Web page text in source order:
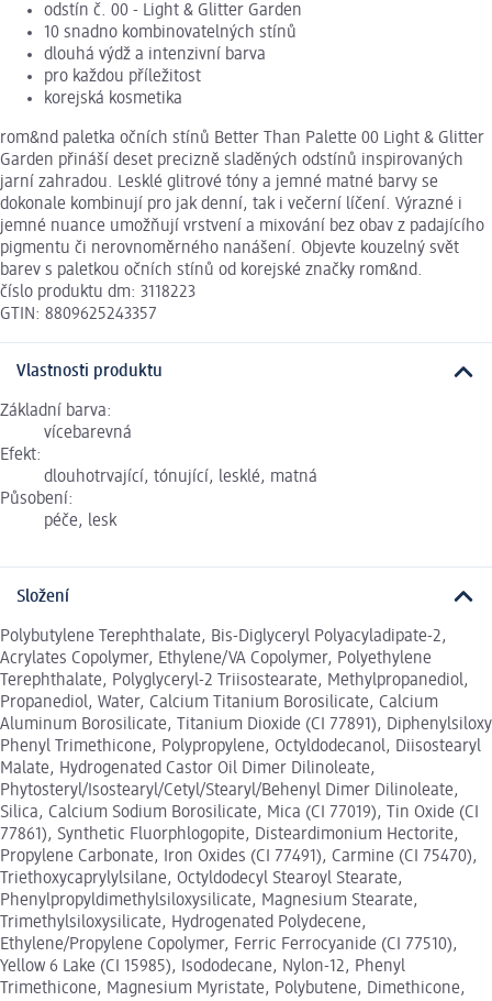
odstín č. 00 - Light & Glitter Garden
10 snadno kombinovatelných stínů
dlouhá výdž a intenzivní barva
pro každou příležitost
korejská kosmetika
rom&nd paletka očních stínů Better Than Palette 00 Light & Glitter
Garden přináší deset precizně sladěných odstínů inspirovaných
jarní zahradou. Lesklé glitrové tóny a jemné matné barvy se
dokonale kombinují pro jak denní, tak i večerní líčení. Výrazné i
jemné nuance umožňují vrstvení a mixování bez obav z padajícího
pigmentu či nerovnoměrného nanášení. Objevte kouzelný svět
barev s paletkou očních stínů od korejské značky rom&nd.
číslo produktu dm: 3118223
GTIN: 8809625243357
Vlastnosti produktu
Základní barva:
vícebarevná
Efekt:
dlouhotrvající, tónující, lesklé, matná
Působení:
péče, lesk
Složení
Polybutylene Terephthalate, Bis-Diglyceryl Polyacyladipate-2,
Acrylates Copolymer, Ethylene/VA Copolymer, Polyethylene
Terephthalate, Polyglyceryl-2 Triisostearate, Methylpropanediol,
Propanediol, Water, Calcium Titanium Borosilicate, Calcium
Aluminum Borosilicate, Titanium Dioxide (CI 77891), Diphenylsiloxy
Phenyl Trimethicone, Polypropylene, Octyldodecanol, Diisostearyl
Malate, Hydrogenated Castor Oil Dimer Dilinoleate,
Phytosteryl/Isostearyl/Cetyl/Stearyl/Behenyl Dimer Dilinoleate,
Silica, Calcium Sodium Borosilicate, Mica (CI 77019), Tin Oxide (CI
77861), Synthetic Fluorphlogopite, Disteardimonium Hectorite,
Propylene Carbonate, Iron Oxides (CI 77491), Carmine (CI 75470),
Triethoxycaprylylsilane, Octyldodecyl Stearoyl Stearate,
Phenylpropyldimethylsiloxysilicate, Magnesium Stearate,
Trimethylsiloxysilicate, Hydrogenated Polydecene,
Ethylene/Propylene Copolymer, Ferric Ferrocyanide (CI 77510),
Yellow 6 Lake (CI 15985), Isododecane, Nylon-12, Phenyl
Trimethicone, Magnesium Myristate, Polybutene, Dimethicone,